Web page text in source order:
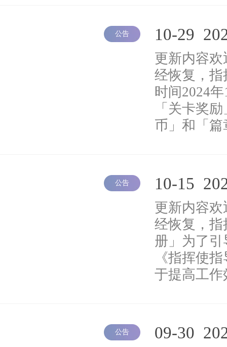
公告 10-29
更新内容
经恢复，
时间2024
「关卡奖
币」和「
公告 10-15
更新内容
经恢复，
册」为了
《指挥使
于提高工
公告 09-30